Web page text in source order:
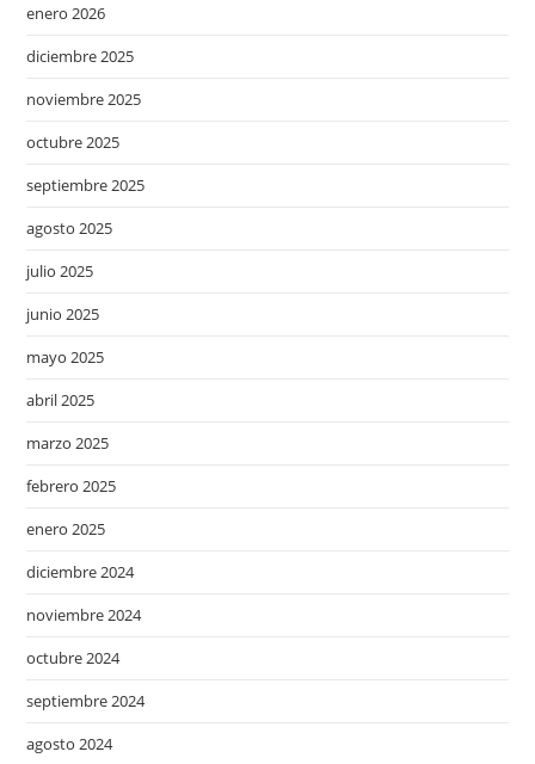
enero 2026
diciembre 2025
noviembre 2025
octubre 2025
septiembre 2025
agosto 2025
julio 2025
junio 2025
mayo 2025
abril 2025
marzo 2025
febrero 2025
enero 2025
diciembre 2024
noviembre 2024
octubre 2024
septiembre 2024
agosto 2024